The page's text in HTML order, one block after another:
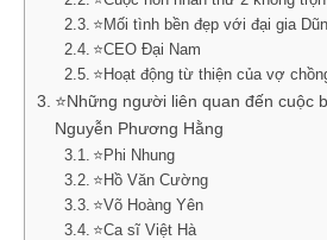
⭐Mối tình bền đẹp với đại gia
⭐CEO Đại Nam
⭐Hoạt động từ thiện của vợ
⭐Những người liên quan đến cuộc
Nguyễn Phương Hằng
⭐Phi Nhung
⭐Hồ Văn Cường
⭐Võ Hoàng Yên
⭐Ca sĩ Việt Hà